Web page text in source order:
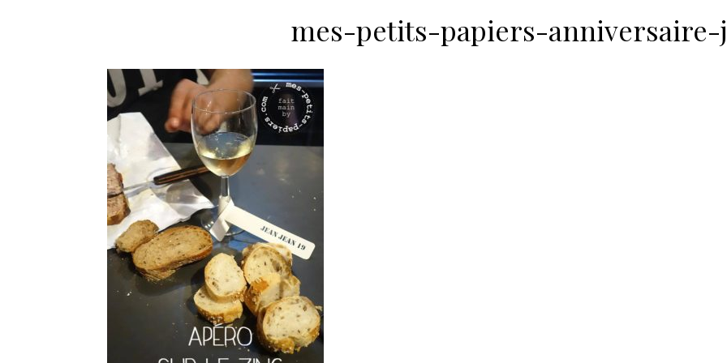
mes-petits-papiers-anniversaire-